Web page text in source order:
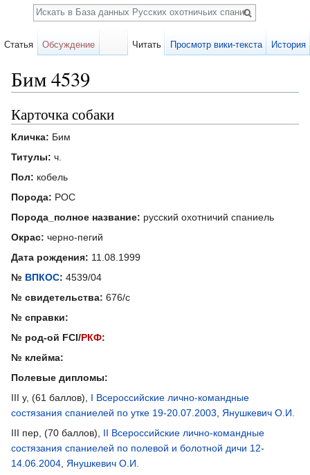
Бим 4539
Карточка собаки
Кличка: Бим
Титулы: ч.
Пол: кобель
Порода: РОС
Порода_полное название: русский охотничий спаниель
Окрас: черно-пегий
Дата рождения: 11.08.1999
№ ВПКОС: 4539/04
№ свидетельства: 676/с
№ справки:
№ род-ой FCI/РКФ:
№ клейма:
Полевые дипломы:
III у, (61 баллов), I Всероссийские лично-командные
состязания спаниелей по утке 19-20.07.2003
Янушкевич О.И.
III пер, (70 баллов), II Всероссийские лично-командные
состязания спаниелей по полевой и болотной дичи 12-
14.06.2004 Янушкевич О.И.
Статья Обсуждение Читать Просмотр вики-текста История
Поиск